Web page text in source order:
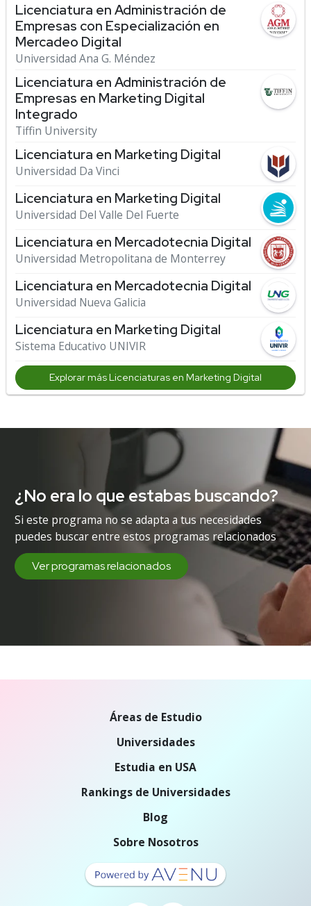
Licenciatura en Administración de
Empresas con Especialización en
Mercadeo Digital
Universidad Ana G. Méndez
Licenciatura en Administración de
Empresas en Marketing Digital
Integrado
Tiffin University
Licenciatura en Marketing Digital
Universidad Da Vinci
Licenciatura en Marketing Digital
Universidad Del Valle Del Fuerte
Licenciatura en Mercadotecnia Digital
Universidad Metropolitana de Monterrey
Licenciatura en Mercadotecnia Digital
Universidad Nueva Galicia
Licenciatura en Marketing Digital
Sistema Educativo UNIVIR
Explorar más Licenciaturas en Marketing Digital
¿No era lo que estabas buscando?
Si este programa no se adapta a tus necesidades
puedes buscar entre estos programas relacionados
Ver programas relacionados
Áreas de Estudio
Universidades
Estudia en USA
Rankings de Universidades
Blog
Sobre Nosotros